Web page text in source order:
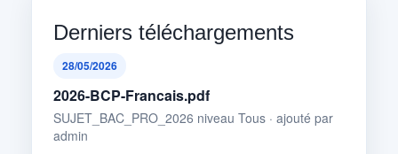
Derniers téléchargements
28/05/2026
2026-BCP-Francais.pdf
SUJET_BAC_PRO_2026 niveau Tous · ajouté par
admin